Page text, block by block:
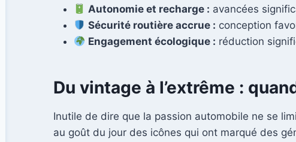
Autonomie et recharge : avancées
Sécurité routière accrue : conception
Engagement écologique : réduction
Du vintage à l’extrême :
Inutile de dire que la passion automobile ne se
au goût du jour des icônes qui ont marqué des